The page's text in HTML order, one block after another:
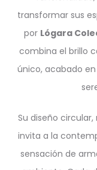
transformar sus
por Lógara
combina el brillo
único, acabado
Su diseño
invita a la
sensación de